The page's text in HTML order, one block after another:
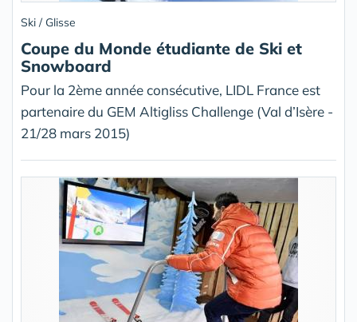
Ski / Glisse
Coupe du Monde étudiante de Ski et
Snowboard
Pour la 2ème année consécutive, LIDL France est
partenaire du GEM Altigliss Challenge (Val d’Isère -
21/28 mars 2015)